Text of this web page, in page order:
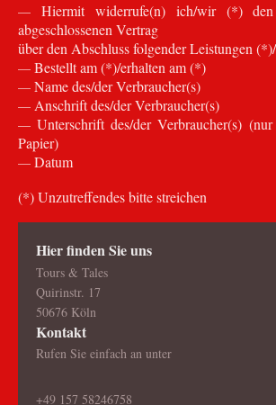
— Hiermit widerrufe(n) ich/wir (*)
abgeschlossenen Vertrag
über den Abschluss folgender Leistungen (*)/
— Bestellt am (*)/erhalten am (*)
— Name des/der Verbraucher(s)
— Anschrift des/der Verbraucher(s)
—Unterschrift des/der Verbraucher(s)
Papier)
— Datum
(*) Unzutreffendes bitte streichen
Hier finden Sie uns
Tours & Tales
Quirinstr. 17
50676 Köln
Kontakt
Rufen Sie einfach an unter
+49 157 58246758